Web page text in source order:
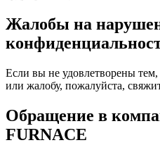
Жалобы на
Если вы не удовлетворены
или жалобу, пожалуйста,
Обращение в
FURNACE